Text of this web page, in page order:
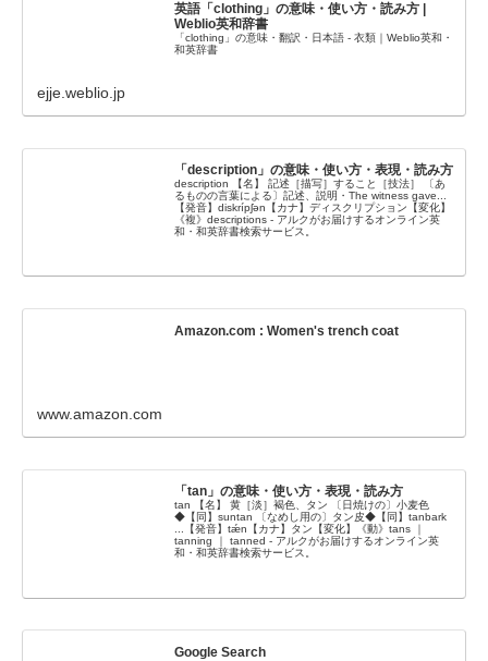
英語「clothing」の意味・使い方・読み方 |
Weblio英和辞書
「clothing」の意味・翻訳・日本語 - 衣類｜Weblio英和・
和英辞書
ejje.weblio.jp
「description」の意味・使い方・表現・読み方
description 【名】 記述［描写］すること［技法］ 〔あ
るものの言葉による〕記述、説明・The witness gave...
【発音】diskrípʃən【カナ】ディスクリプション【変化】
《複》descriptions - アルクがお届けするオンライン英
和・和英辞書検索サービス。
Amazon.com : Women's trench coat
www.amazon.com
「tan」の意味・使い方・表現・読み方
tan 【名】 黄［淡］褐色、タン 〔日焼けの〕小麦色
◆【同】suntan 〔なめし用の〕タン皮◆【同】tanbark
...【発音】tǽn【カナ】タン【変化】《動》tans ｜
tanning ｜ tanned - アルクがお届けするオンライン英
和・和英辞書検索サービス。
Google Search